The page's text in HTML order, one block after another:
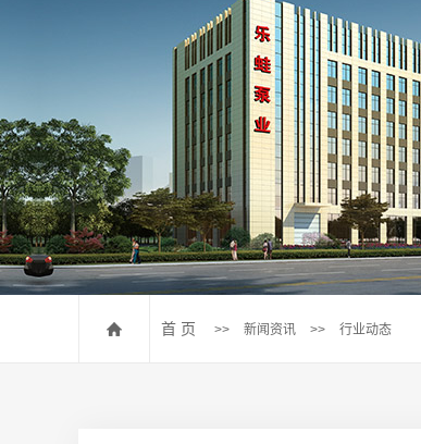
联系我们 螺杆
潜水
污水
自吸
首 页 >> 新闻资讯 >> 行业动态